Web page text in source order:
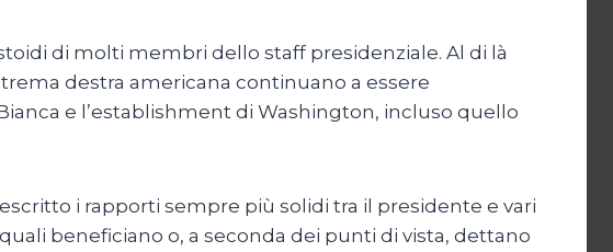
di molti membri dello staff presidenziale. Al di là
destra americana continuano a essere
e l’establishment di Washington, incluso quello
i rapporti sempre più solidi tra il presidente e vari
beneficiano o, a seconda dei punti di vista, dettano